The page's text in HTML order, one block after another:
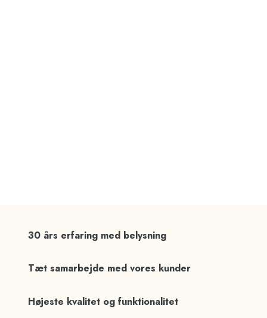
30 års erfaring med belysning
Tæt samarbejde med vores kunder
Højeste kvalitet og funktionalitet